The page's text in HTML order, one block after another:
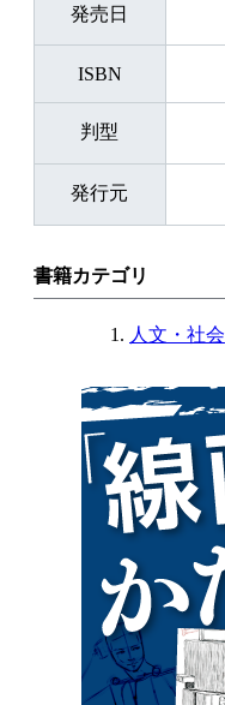
発売日
ISBN
判型
発行元
書籍カテゴリ
人文・社会